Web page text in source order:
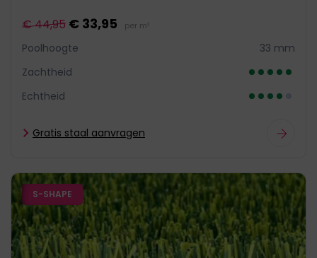
€ 44,95 € 33,95 per m²
Poolhoogte
33 mm
Zachtheid
Echtheid
Gratis staal aanvragen
S-SHAPE